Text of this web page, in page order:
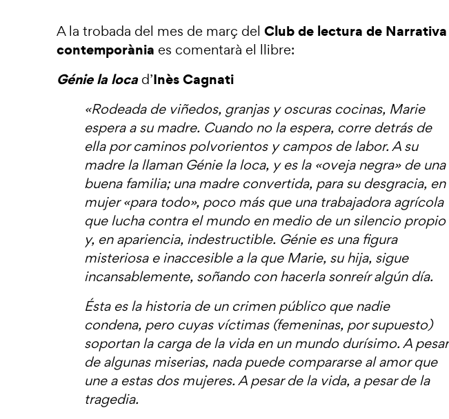
A la trobada del mes de març del Club de lectura de Narrativa
contemporània es comentarà el llibre:
Génie la locad’Inès Cagnati
«Rodeada de viñedos, granjas y oscuras cocinas, Marie
espera a su madre. Cuando no la espera, corre detrás de
ella por caminos polvorientos y campos de labor. A su
madre la llaman Génie la loca, y es la «oveja negra» de una
buena familia; una madre convertida, para su desgracia, en
mujer «para todo», poco más que una trabajadora agrícola
que lucha contra el mundo en medio de un silencio propio
y, en apariencia, indestructible. Génie es una figura
misteriosa e inaccesible a la que Marie, su hija, sigue
incansablemente, soñando con hacerla sonreír algún día.
Ésta es la historia de un crimen público que nadie
condena, pero cuyas víctimas (femeninas, por supuesto)
soportan la carga de la vida en un mundo durísimo. A pesar
de algunas miserias, nada puede compararse al amor que
une a estas dos mujeres. A pesar de la vida, a pesar de la
tragedia.